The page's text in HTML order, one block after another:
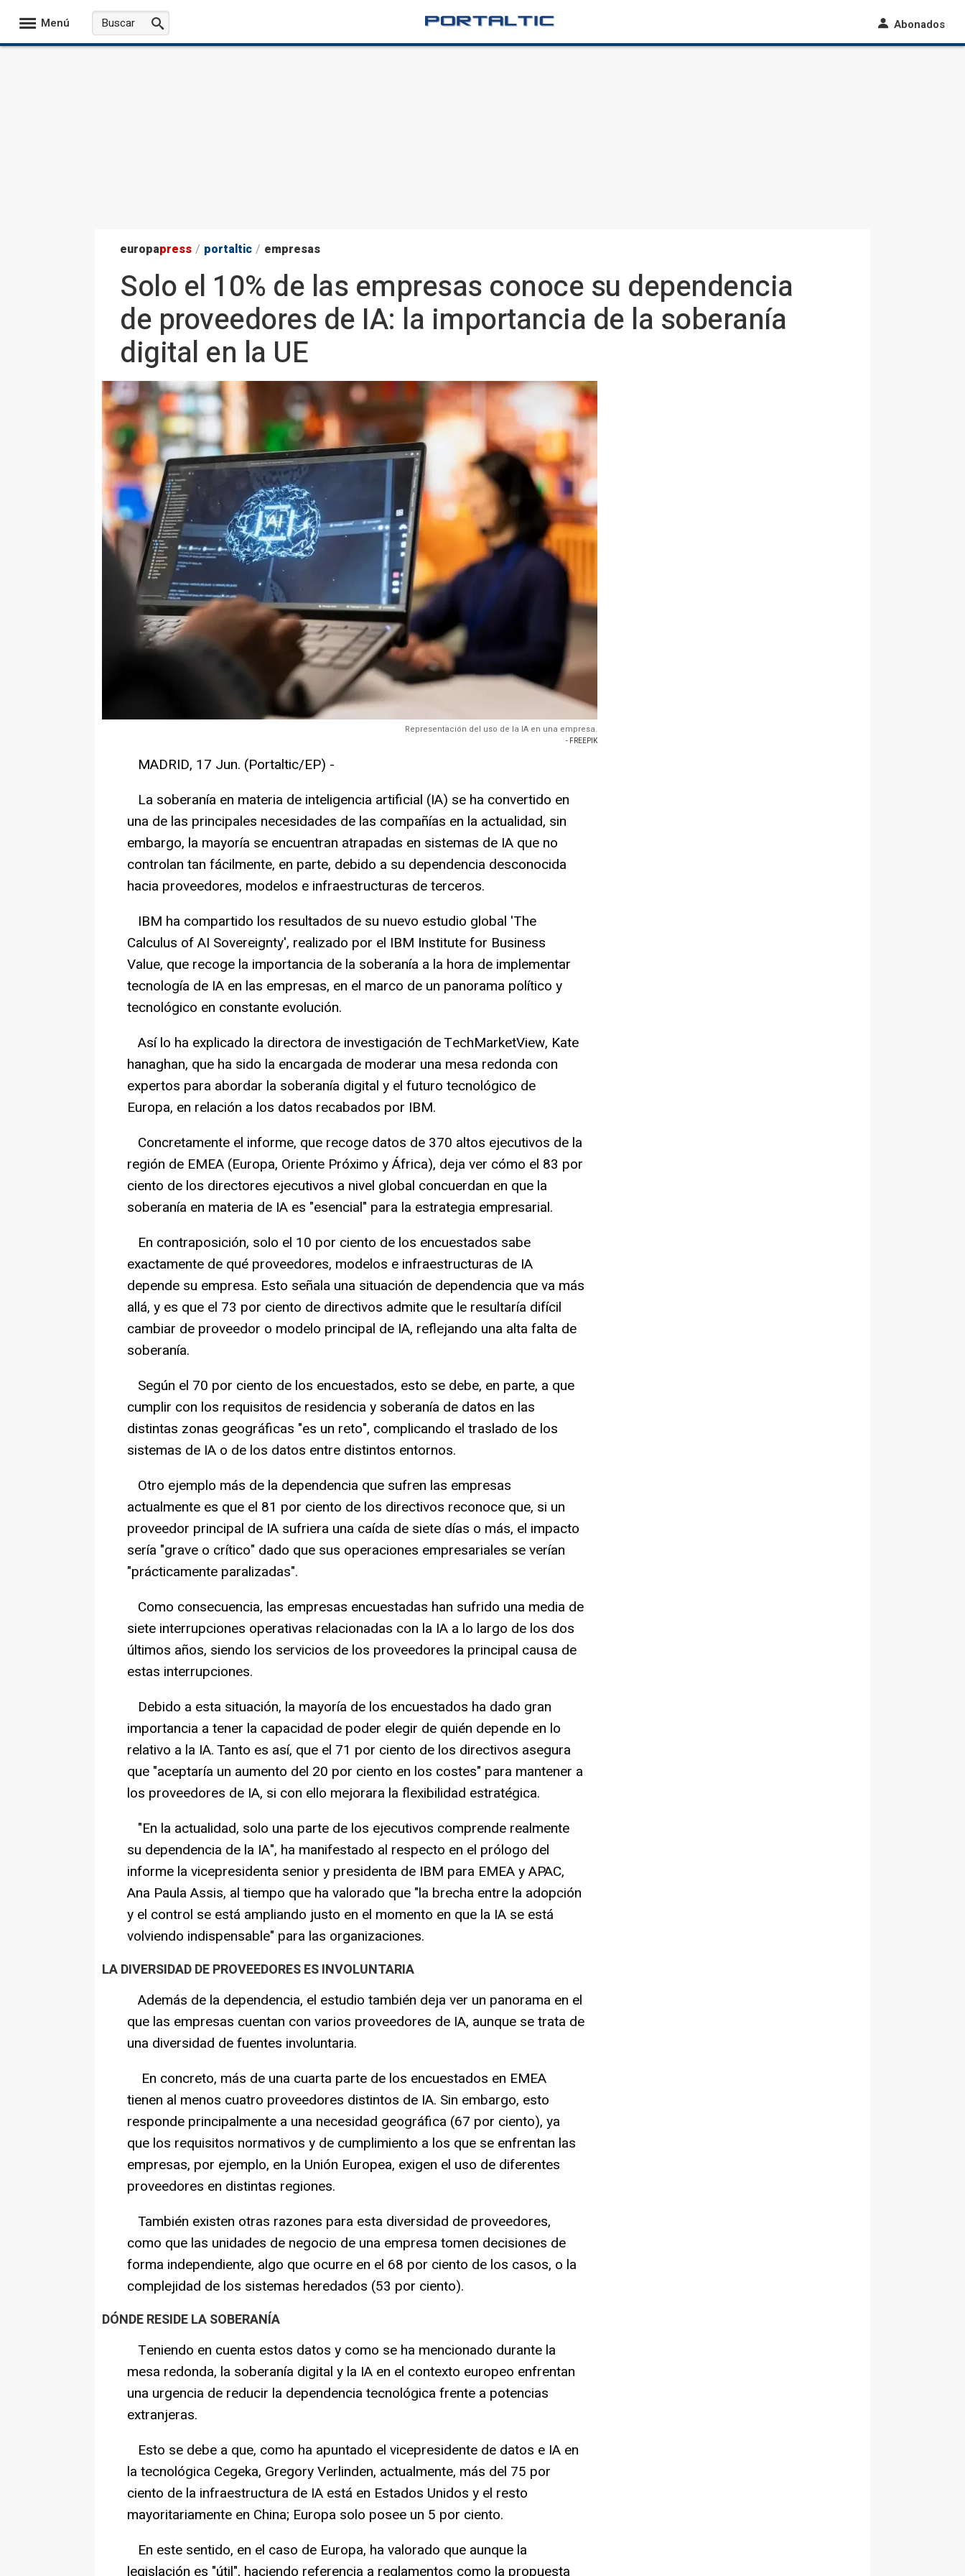
Menú Abonados
europapress / portaltic / empresas
Solo el 10% de las empresas conoce su dependencia
de proveedores de IA: la importancia de la soberanía
digital en la UE
Representación del uso de la IA en una empresa.
- FREEPIK
MADRID, 17 Jun. (Portaltic/EP) -
La soberanía en materia de inteligencia artificial (IA) se ha convertido en
una de las principales necesidades de las compañías en la actualidad, sin
embargo, la mayoría se encuentran atrapadas en sistemas de IA que no
controlan tan fácilmente, en parte, debido a su dependencia desconocida
hacia proveedores, modelos e infraestructuras de terceros.
IBM ha compartido los resultados de su nuevo estudio global 'The
Calculus of AI Sovereignty', realizado por el IBM Institute for Business
Value, que recoge la importancia de la soberanía a la hora de implementar
tecnología de IA en las empresas, en el marco de un panorama político y
tecnológico en constante evolución.
Así lo ha explicado la directora de investigación de TechMarketView, Kate
hanaghan, que ha sido la encargada de moderar una mesa redonda con
expertos para abordar la soberanía digital y el futuro tecnológico de
Europa, en relación a los datos recabados por IBM.
Concretamente el informe, que recoge datos de 370 altos ejecutivos de la
región de EMEA (Europa, Oriente Próximo y África), deja ver cómo el 83 por
ciento de los directores ejecutivos a nivel global concuerdan en que la
soberanía en materia de IA es "esencial" para la estrategia empresarial.
En contraposición, solo el 10 por ciento de los encuestados sabe
exactamente de qué proveedores, modelos e infraestructuras de IA
depende su empresa. Esto señala una situación de dependencia que va más
allá, y es que el 73 por ciento de directivos admite que le resultaría difícil
cambiar de proveedor o modelo principal de IA, reflejando una alta falta de
soberanía.
Según el 70 por ciento de los encuestados, esto se debe, en parte, a que
cumplir con los requisitos de residencia y soberanía de datos en las
distintas zonas geográficas "es un reto", complicando el traslado de los
sistemas de IA o de los datos entre distintos entornos.
Otro ejemplo más de la dependencia que sufren las empresas
actualmente es que el 81 por ciento de los directivos reconoce que, si un
proveedor principal de IA sufriera una caída de siete días o más, el impacto
sería "grave o crítico" dado que sus operaciones empresariales se verían
"prácticamente paralizadas".
Como consecuencia, las empresas encuestadas han sufrido una media de
siete interrupciones operativas relacionadas con la IA a lo largo de los dos
últimos años, siendo los servicios de los proveedores la principal causa de
estas interrupciones.
Debido a esta situación, la mayoría de los encuestados ha dado gran
importancia a tener la capacidad de poder elegir de quién depende en lo
relativo a la IA. Tanto es así, que el 71 por ciento de los directivos asegura
que "aceptaría un aumento del 20 por ciento en los costes" para mantener a
los proveedores de IA, si con ello mejorara la flexibilidad estratégica.
"En la actualidad, solo una parte de los ejecutivos comprende realmente
su dependencia de la IA", ha manifestado al respecto en el prólogo del
informe la vicepresidenta senior y presidenta de IBM para EMEA y APAC,
Ana Paula Assis, al tiempo que ha valorado que "la brecha entre la adopción
y el control se está ampliando justo en el momento en que la IA se está
volviendo indispensable" para las organizaciones.
LA DIVERSIDAD DE PROVEEDORES ES INVOLUNTARIA
Además de la dependencia, el estudio también deja ver un panorama en el
que las empresas cuentan con varios proveedores de IA, aunque se trata de
una diversidad de fuentes involuntaria.
En concreto, más de una cuarta parte de los encuestados en EMEA
tienen al menos cuatro proveedores distintos de IA. Sin embargo, esto
responde principalmente a una necesidad geográfica (67 por ciento), ya
que los requisitos normativos y de cumplimiento a los que se enfrentan las
empresas, por ejemplo, en la Unión Europea, exigen el uso de diferentes
proveedores en distintas regiones.
También existen otras razones para esta diversidad de proveedores,
como que las unidades de negocio de una empresa tomen decisiones de
forma independiente, algo que ocurre en el 68 por ciento de los casos, o la
complejidad de los sistemas heredados (53 por ciento).
DÓNDE RESIDE LA SOBERANÍA
Teniendo en cuenta estos datos y como se ha mencionado durante la
mesa redonda, la soberanía digital y la IA en el contexto europeo enfrentan
una urgencia de reducir la dependencia tecnológica frente a potencias
extranjeras.
Esto se debe a que, como ha apuntado el vicepresidente de datos e IA en
la tecnológica Cegeka, Gregory Verlinden, actualmente, más del 75 por
ciento de la infraestructura de IA está en Estados Unidos y el resto
mayoritariamente en China; Europa solo posee un 5 por ciento.
En este sentido, en el caso de Europa, ha valorado que aunque la
legislación es "útil", haciendo referencia a reglamentos como la propuesta